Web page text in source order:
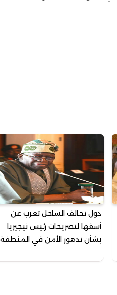
دول تحالف الساحل تعرب عن
أسفها لتصريحات رئيس نيجيريا
بشأن تدهور الأمن في المنطقة